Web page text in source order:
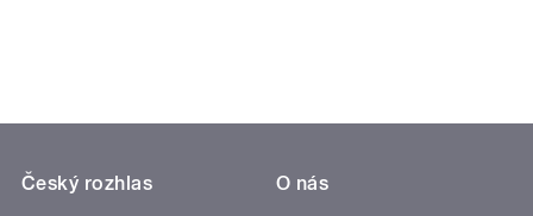
Český rozhlas
O nás